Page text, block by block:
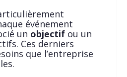
événement
un objectifou un
Ces derniers
que l’entreprise